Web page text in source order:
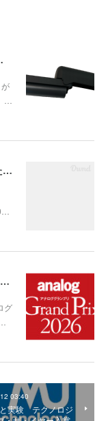
お知らせ
…
アナログオーディオフェア2026 に出展いたします
MG-36MN1 アナロググランプリ２０２６ 受賞！
グ
03:40
実験 テクノロジ